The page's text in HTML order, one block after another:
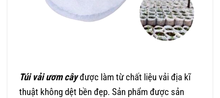
Túi vải ươm câyđược làm từ chất liệu vải địa kĩ
thuật không dệt bền đẹp. Sản phẩm được sản